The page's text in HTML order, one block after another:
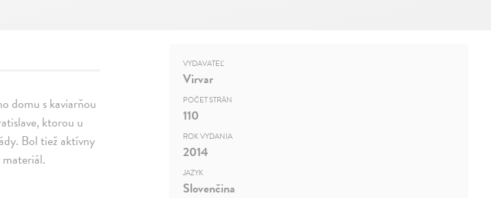
domu s kaviarňou
ktorou u
Bol tiež aktívny
VYDAVATEĽ
Virvar
POČET STRÁN
110
ROK VYDANIA
2014
JAZYK
Slovenčina